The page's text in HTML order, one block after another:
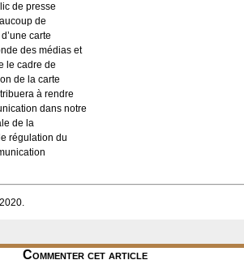
de presse
de
carte
des médias et
le cadre de
de la carte
à rendre
dans notre
de la
régulation du
Commenter cet article